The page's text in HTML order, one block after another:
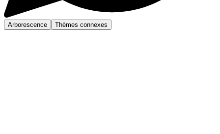
Arborescence Thèmes connexes